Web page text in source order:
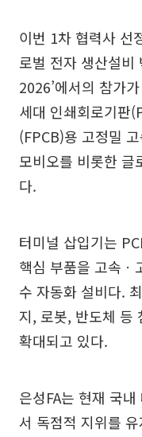
이번 1차 협력사 선
로벌 전자 생산설비
2026’에서의 참가
세대 인쇄회로기판
(FPCB)용 고정밀
모비오를 비롯한 글
다.
터미널 삽입기는
핵심 부품을 고속ㆍ
수 자동화 설비다.
지, 로봇, 반도체 등
확대되고 있다.
은성FA는 현재 국
서 독점적 지위를